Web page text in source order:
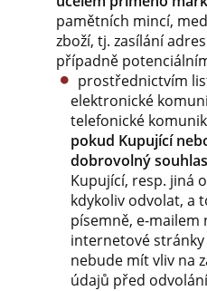
pamětních mincí,
zboží, tj. zasílání
případně
prostřednictvím
elektronické
telefonické
pokud Kupující
dobrovolný souhlas
Kupující, resp. jiná
kdykoliv odvolat, a
písemně, e-
internetové
nebude mít vliv na
údajů před